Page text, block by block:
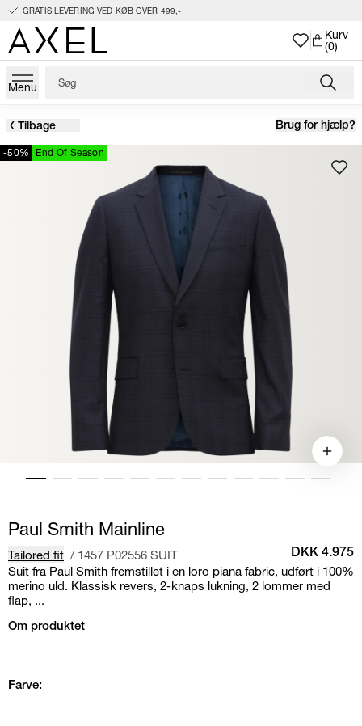
GRATIS LEVERING VED KØB OVER 499,-
Kurv
(0)
Menu
Tilbage Brug for hjælp?
-50% End Of Season
Paul Smith Mainline
Tailored fit / 1457 P02556 SUIT DKK 4.975
Suit fra Paul Smith fremstillet i en loro piana fabric, udført i 100%
merino uld. Klassisk revers, 2-knaps lukning, 2 lommer med
flap, ...
Om produktet
Farve: